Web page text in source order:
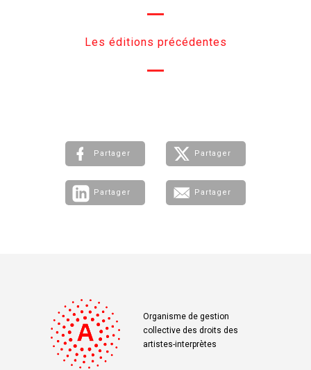
Les éditions précédentes
Partager Partager
Partager Partager
Organisme de gestion
collective des droits des
artistes-interprètes